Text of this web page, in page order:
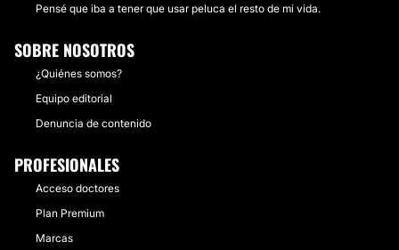
Pensé que iba a tener que usar peluca el resto de mi vida.
SOBRE NOSOTROS
¿Quiénes somos?
Equipo editorial
Denuncia de contenido
PROFESIONALES
Acceso doctores
Plan Premium
Marcas